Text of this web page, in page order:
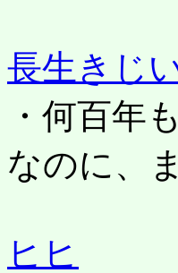
長生きじ
・何百年
なのに、
ヒヒ